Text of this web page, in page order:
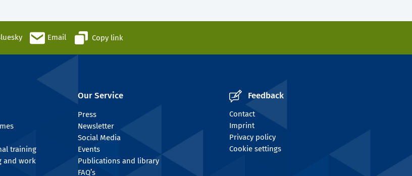
Email Copy link
training
and work
Our Service
Press
Newsletter
Social Media
Events
Publications and library
FAQ’s
Feedback
Contact
Imprint
Privacy policy
Cookie settings